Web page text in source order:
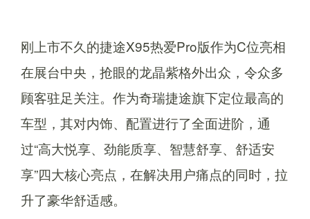
刚上市不久的捷途X95热爱Pro版作为C位亮相
在展台中央，抢眼的龙晶紫格外出众，令众多
顾客驻足关注。作为奇瑞捷途旗下定位最高的
车型，其对内饰、配置进行了全面进阶，通
过“高大悦享、劲能质享、智慧舒享、舒适安
享”四大核心亮点，在解决用户痛点的同时，拉
升了豪华舒适感。